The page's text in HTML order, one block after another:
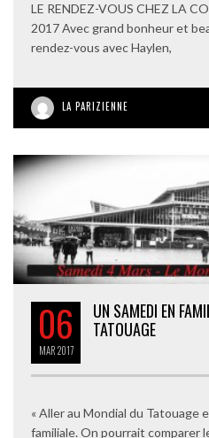
LE RENDEZ-VOUS CHEZ LA
2017 Avec grand bonheur et
rendez-vous avec Haylen,
LA PARIZIENNE
06
MAR2017
UN SAMEDI EN
TATOUAGE
« Aller au Mondial du Tatouage
familiale. On pourrait comparer